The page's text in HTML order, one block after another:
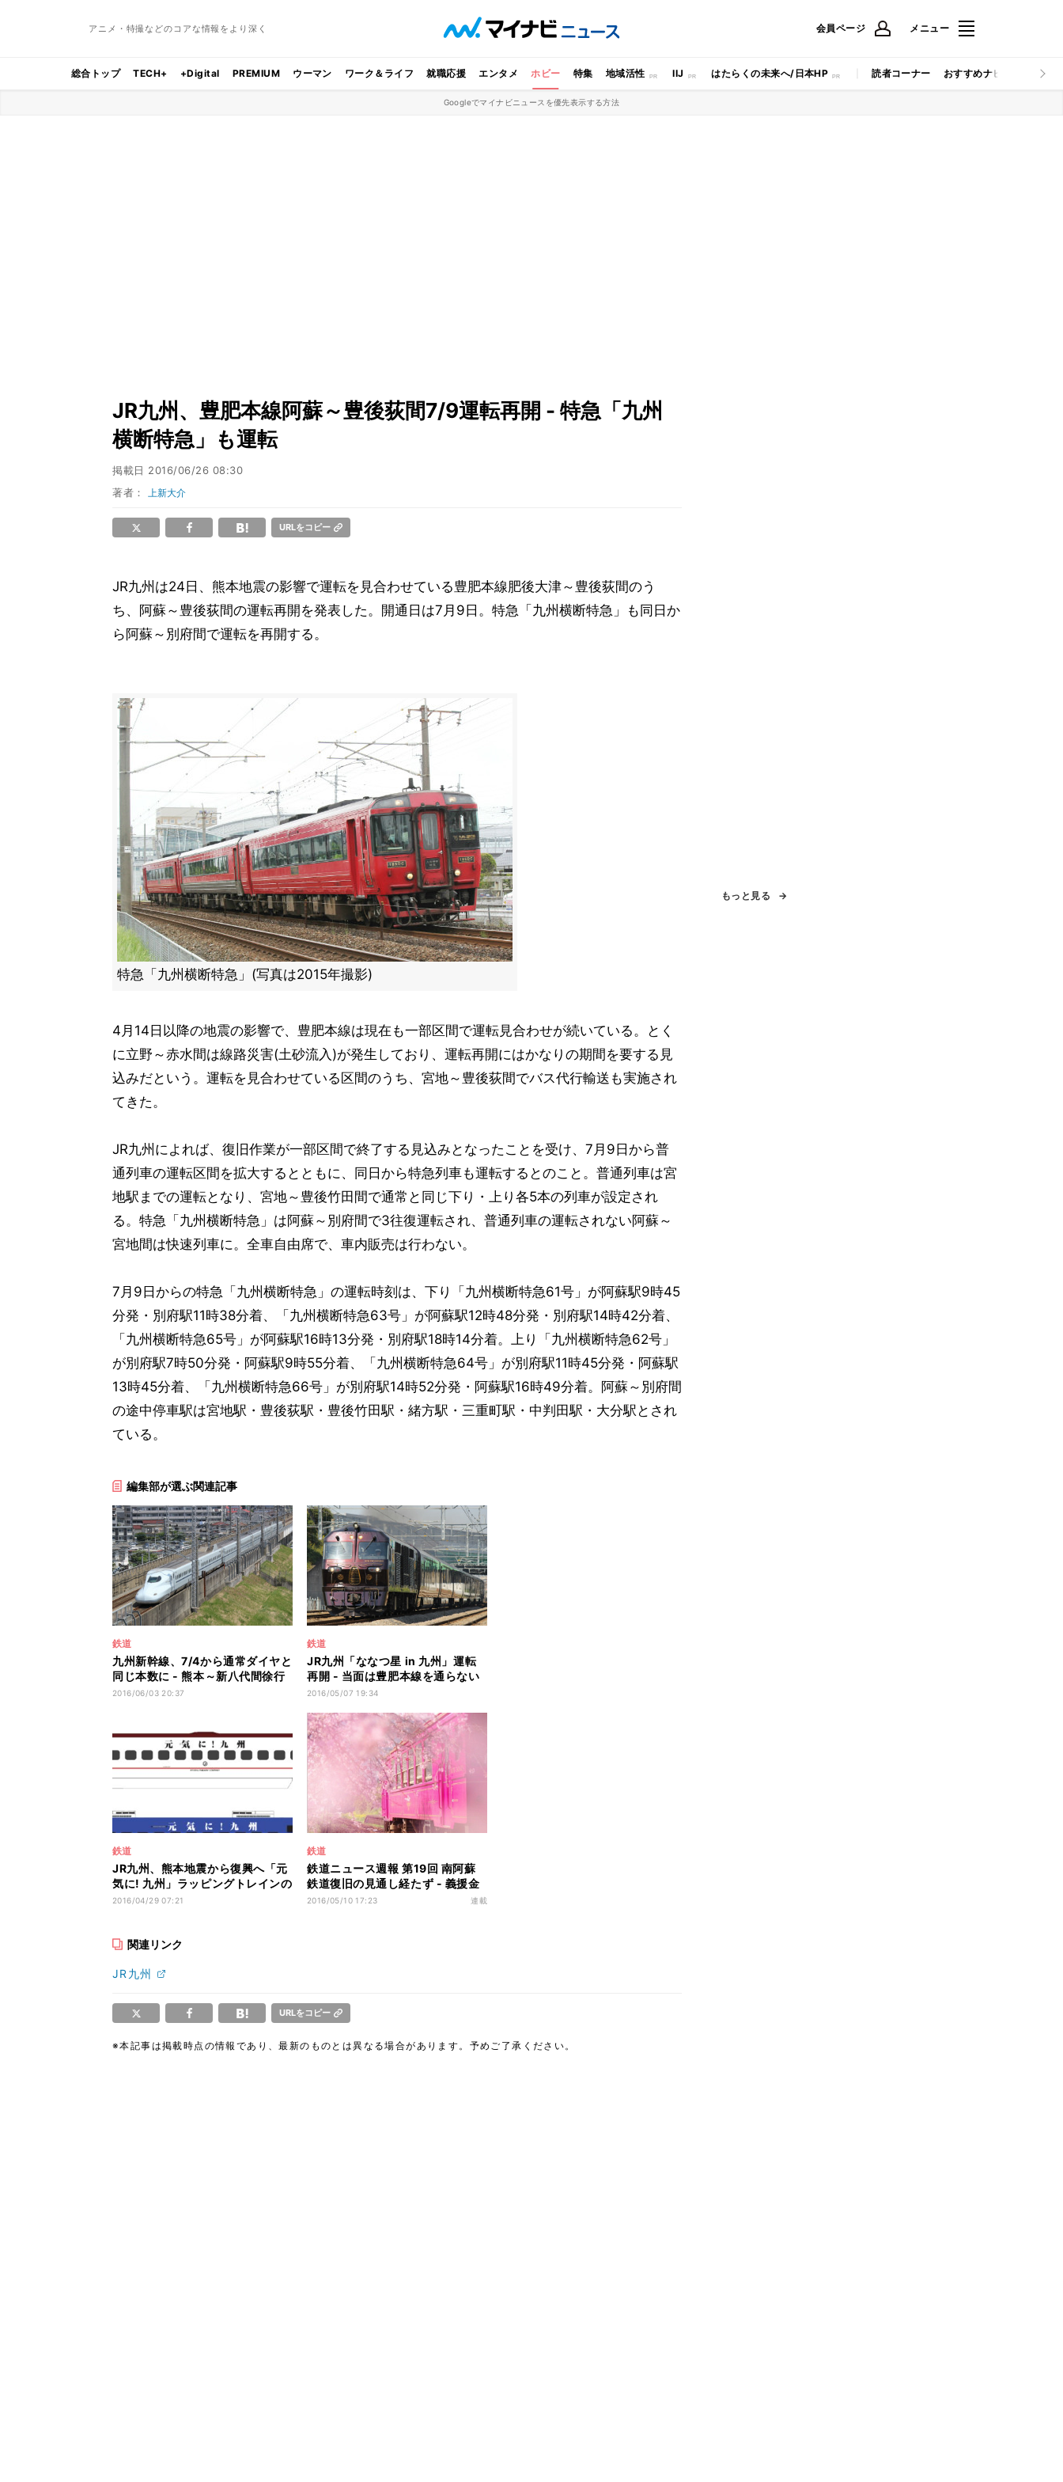
アニメ・特撮などのコアな情報をより深く 会員ページ メニュー
総合トップ TECH+ +Digital PREMIUM ウーマン ワーク＆ライフ 就職応援 エンタメ ホビー 特集 地域活性 IIJ はたらくの未来へ/日本HP 読者コーナー おすすめナビ マイナビ
Googleでマイナビニュースを優先表示する方法
JR九州、豊肥本線阿蘇～豊後荻間7/9運転再開 - 特急「九州
横断特急」も運転
掲載日 2016/06/26 08:30
著者： 上新大介
URLをコピー
JR九州は24日、熊本地震の影響で運転を見合わせている豊肥本線肥後大津～豊後荻間のう
ち、阿蘇～豊後荻間の運転再開を発表した。開通日は7月9日。特急「九州横断特急」も同日か
ら阿蘇～別府間で運転を再開する。
特急「九州横断特急」(写真は2015年撮影)
4月14日以降の地震の影響で、豊肥本線は現在も一部区間で運転見合わせが続いている。とく
に立野～赤水間は線路災害(土砂流入)が発生しており、運転再開にはかなりの期間を要する見
込みだという。運転を見合わせている区間のうち、宮地～豊後荻間でバス代行輸送も実施され
てきた。
JR九州によれば、復旧作業が一部区間で終了する見込みとなったことを受け、7月9日から普
通列車の運転区間を拡大するとともに、同日から特急列車も運転するとのこと。普通列車は宮
地駅までの運転となり、宮地～豊後竹田間で通常と同じ下り・上り各5本の列車が設定され
る。特急「九州横断特急」は阿蘇～別府間で3往復運転され、普通列車の運転されない阿蘇～
宮地間は快速列車に。全車自由席で、車内販売は行わない。
7月9日からの特急「九州横断特急」の運転時刻は、下り「九州横断特急61号」が阿蘇駅9時45
分発・別府駅11時38分着、「九州横断特急63号」が阿蘇駅12時48分発・別府駅14時42分着、
「九州横断特急65号」が阿蘇駅16時13分発・別府駅18時14分着。上り「九州横断特急62号」
が別府駅7時50分発・阿蘇駅9時55分着、「九州横断特急64号」が別府駅11時45分発・阿蘇駅
13時45分着、「九州横断特急66号」が別府駅14時52分発・阿蘇駅16時49分着。阿蘇～別府間
の途中停車駅は宮地駅・豊後荻駅・豊後竹田駅・緒方駅・三重町駅・中判田駅・大分駅とされ
ている。
編集部が選ぶ関連記事
鉄道
九州新幹線、7/4から通常ダイヤと
同じ本数に - 熊本～新八代間徐行
運転続く
2016/06/03 20:37
鉄道
JR九州「ななつ星 in 九州」運転
再開 - 当面は豊肥本線を通らない
ルートに
2016/05/07 19:34
鉄道
JR九州、熊本地震から復興へ「元
気に! 九州」ラッピングトレインの
運行開始
2016/04/29 07:21
鉄道
鉄道ニュース週報 第19回 南阿蘇
鉄道復旧の見通し経たず - 義援金
は「焼け石に水」ではない
2016/05/10 17:23 連載
関連リンク
JR九州
URLをコピー
※本記事は掲載時点の情報であり、最新のものとは異なる場合があります。予めご了承ください。
もっと見る